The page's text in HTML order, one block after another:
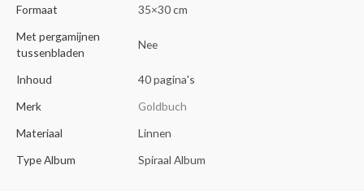
Formaat
35×30 cm
Met pergamijnen
tussenbladen
Nee
Inhoud
40 pagina's
Merk
Goldbuch
Materiaal
Linnen
Type Album
Spiraal Album